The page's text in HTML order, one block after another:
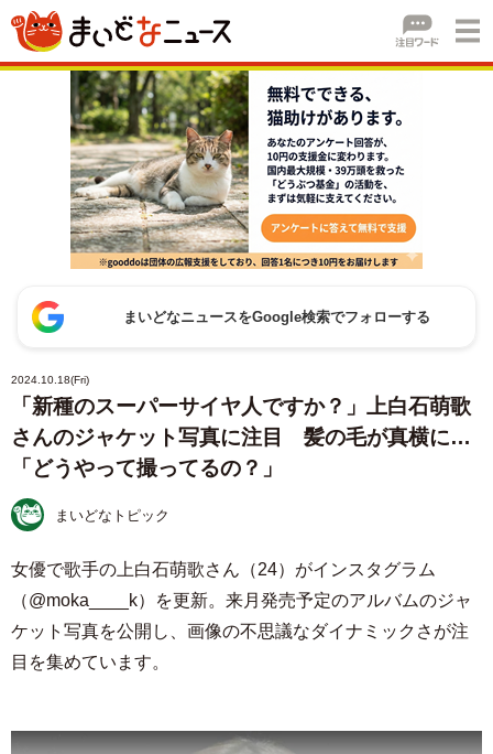
まいどなニュースをGoogle検索でフォローする
2024.10.18(Fri)
「新種のスーパーサイヤ人ですか？」上白石萌歌
さんのジャケット写真に注目 髪の毛が真横に…
「どうやって撮ってるの？」
まいどなトピック
女優で歌手の上白石萌歌さん（24）がインスタグラム
（@moka____k）を更新。来月発売予定のアルバムのジャ
ケット写真を公開し、画像の不思議なダイナミックさが注
目を集めています。